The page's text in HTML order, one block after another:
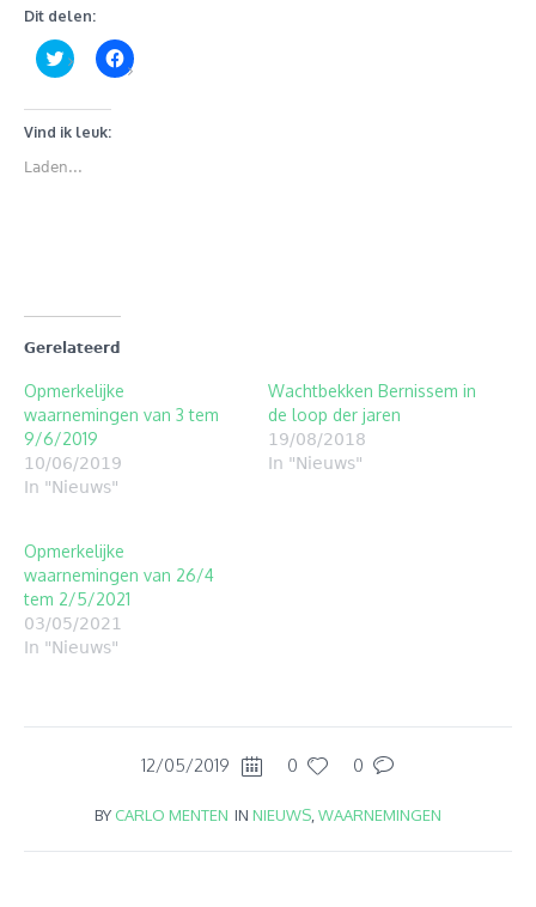
Dit delen:
Klik
om
Twitter
in
Klik
om
Vind ik leuk:
Laden...
Gerelateerd
Opmerkelijke
waarnemingen van 3 tem
9/6/2019
10/06/2019
In "Nieuws"
Wachtbekken Bernissem in
de loop der jaren
19/08/2018
In "Nieuws"
Opmerkelijke
waarnemingen van 26/4
tem 2/5/2021
03/05/2021
In "Nieuws"
12/05/2019 0 0
BY CARLO MENTEN IN NIEUWS,WAARNEMINGEN